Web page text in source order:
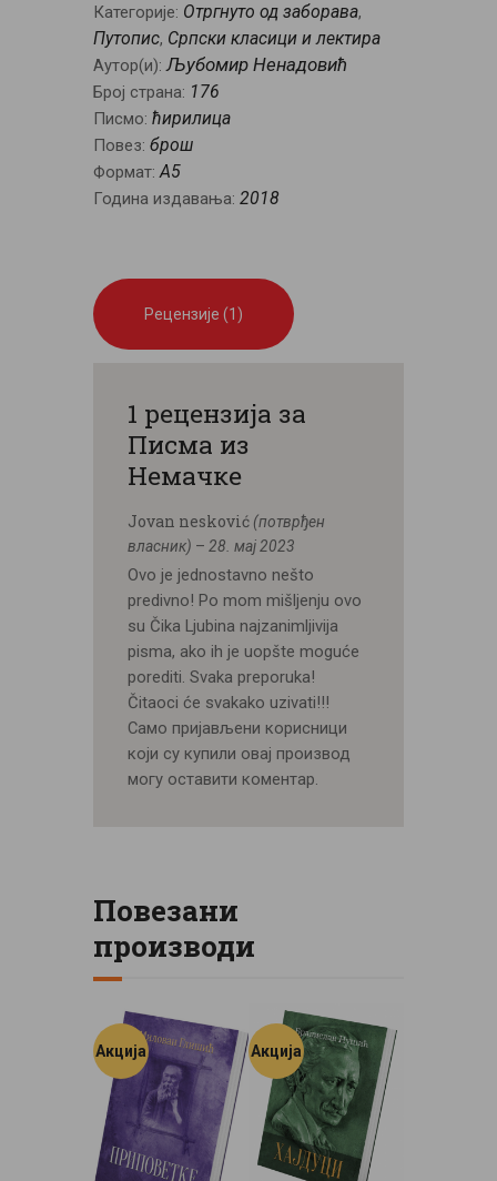
Категорије: Отргнуто од заборава,
Путопис, Српски класици и лектира
Аутор(и):Љубомир Ненадовић
Број страна: 176
Писмо: ћирилица
Повез: брош
Формат:A5
Година издавања: 2018
Рецензије (1)
1 рецензија за
Писма из
Немачке
Jovan nesković (потврђен
власник) – 28. мај 2023
Ovo je jednostavno nešto
predivno! Po mom mišljenju ovo
su Čika Ljubina najzanimljivija
pisma, ako ih je uopšte moguće
porediti. Svaka preporuka!
Čitaoci će svakako uzivati!!!
Само пријављени корисници
који су купили овај производ
могу оставити коментар.
Повезани
производи
Акција Акција